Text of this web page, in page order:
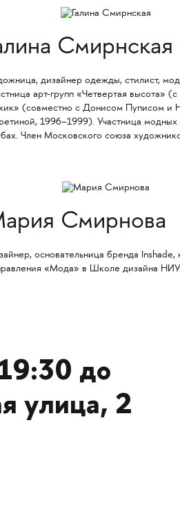
Смирнская
дизайнер одежды, стилист,
арт-групп «Четвертая высота»
(совместно с Донисом Пуписом и
1996–1999). Участница модных
Член Московского союза
Смирнова
основательница бренда Inshade,
«Мода» в Школе дизайна
до
улица, 2